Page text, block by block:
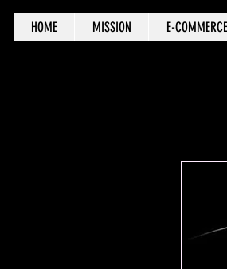
HOME MISSION E-COMMERCE